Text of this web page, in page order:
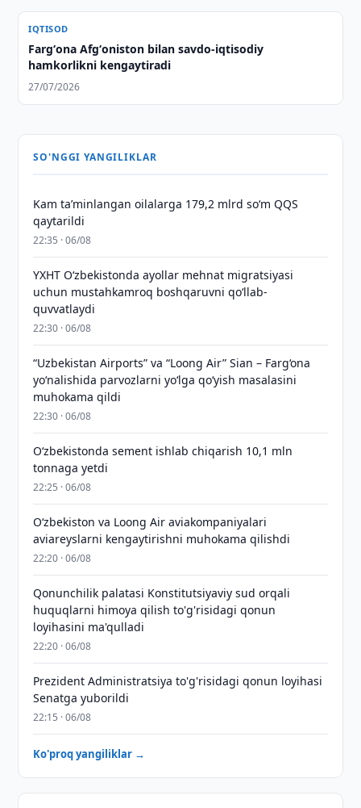
IQTISOD
Fargʻona Afgʻoniston bilan savdo-iqtisodiy
hamkorlikni kengaytiradi
27/07/2026
SO'NGGI YANGILIKLAR
Kam taʼminlangan oilalarga 179,2 mlrd so‘m QQS
qaytarildi
22:35 · 06/08
YXHT O‘zbekistonda ayollar mehnat migratsiyasi
uchun mustahkamroq boshqaruvni qo‘llab-
quvvatlaydi
22:30 · 06/08
“Uzbekistan Airports” va “Loong Air” Sian – Farg‘ona
yo‘nalishida parvozlarni yo‘lga qo‘yish masalasini
muhokama qildi
22:30 · 06/08
O‘zbekistonda sement ishlab chiqarish 10,1 mln
tonnaga yetdi
22:25 · 06/08
Oʻzbekiston va Loong Air aviakompaniyalari
aviareyslarni kengaytirishni muhokama qilishdi
22:20 · 06/08
Qonunchilik palatasi Konstitutsiyaviy sud orqali
huquqlarni himoya qilish to'g'risidagi qonun
loyihasini ma'qulladi
22:20 · 06/08
Prezident Administratsiya to'g'risidagi qonun loyihasi
Senatga yuborildi
22:15 · 06/08
Ko'proq yangiliklar →